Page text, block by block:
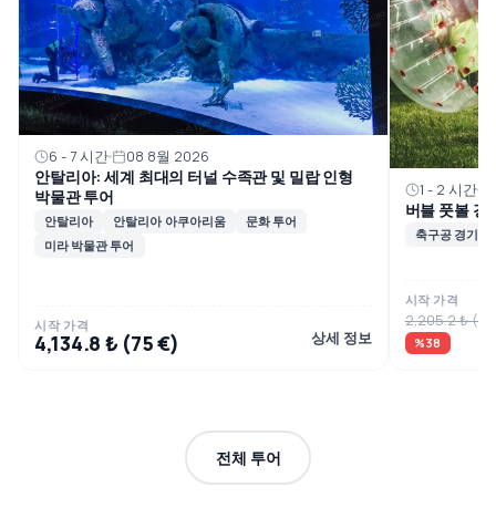
6 - 7 시간 08 8월 2026
안탈리아: 세계 최대의 터널 수족관 및 밀랍 인형
박물관 투어
안탈리아 안탈리아 아쿠아리움
문화 투어
미라 박물관 투어
시작 가격
4,134.8 ₺ (75 €) 상세 정보
1 - 2 시간
버블 풋볼 경
축구공 경기
시작 가격
2,205.2 ₺
%38
전체 투어